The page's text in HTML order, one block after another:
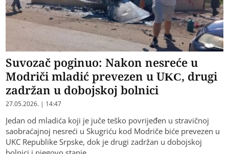
Suvozač poginuo: Nakon nesreće u
Modriči mladić prevezen u UKC, drugi
zadržan u dobojskoj bolnici
27.05.2026. | 14:47
Jedan od mladića koji je juče teško povrijeđen u stravičnoj
saobraćajnoj nesreći u Skugriću kod Modriče biće prevezen u
UKC Republike Srpske, dok je drugi zadržan u dobojskoj